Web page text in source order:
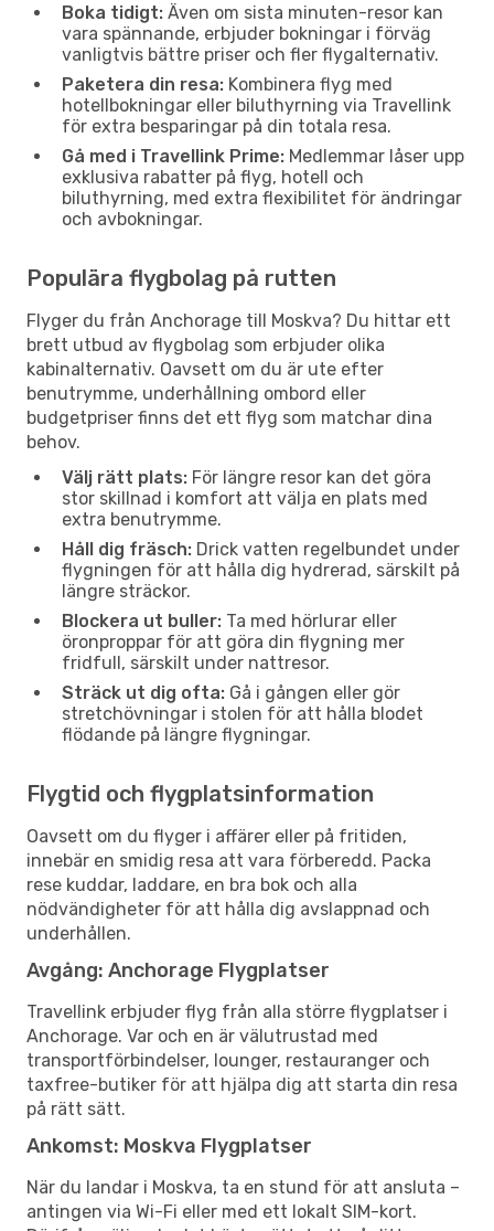
Boka tidigt: Även om sista minuten-resor kan
vara spännande, erbjuder bokningar i förväg
vanligtvis bättre priser och fler flygalternativ.
Paketera din resa: Kombinera flyg med
hotellbokningar eller biluthyrning via Travellink
för extra besparingar på din totala resa.
Gå med i Travellink Prime: Medlemmar låser upp
exklusiva rabatter på flyg, hotell och
biluthyrning, med extra flexibilitet för ändringar
och avbokningar.
Populära flygbolag på rutten
Flyger du från Anchorage till Moskva? Du hittar ett
brett utbud av flygbolag som erbjuder olika
kabinalternativ. Oavsett om du är ute efter
benutrymme, underhållning ombord eller
budgetpriser finns det ett flyg som matchar dina
behov.
Välj rätt plats: För längre resor kan det göra
stor skillnad i komfort att välja en plats med
extra benutrymme.
Håll dig fräsch: Drick vatten regelbundet under
flygningen för att hålla dig hydrerad, särskilt på
längre sträckor.
Blockera ut buller: Ta med hörlurar eller
öronproppar för att göra din flygning mer
fridfull, särskilt under nattresor.
Sträck ut dig ofta: Gå i gången eller gör
stretchövningar i stolen för att hålla blodet
flödande på längre flygningar.
Flygtid och flygplatsinformation
Oavsett om du flyger i affärer eller på fritiden,
innebär en smidig resa att vara förberedd. Packa
rese kuddar, laddare, en bra bok och alla
nödvändigheter för att hålla dig avslappnad och
underhållen.
Avgång: Anchorage Flygplatser
Travellink erbjuder flyg från alla större flygplatser i
Anchorage. Var och en är välutrustad med
transportförbindelser, lounger, restauranger och
taxfree-butiker för att hjälpa dig att starta din resa
på rätt sätt.
Ankomst: Moskva Flygplatser
När du landar i Moskva, ta en stund för att ansluta –
antingen via Wi-Fi eller med ett lokalt SIM-kort.